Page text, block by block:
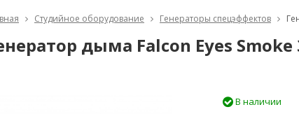
Студийное оборудование Генераторы спецэффектов
дыма Falcon Eyes Smoke
В наличии